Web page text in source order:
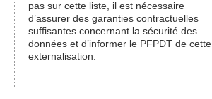
pas sur cette liste, il est nécessaire
d’assurer des garanties contractuelles
suffisantes concernant la sécurité des
données et d’informer le PFPDT de cette
externalisation.